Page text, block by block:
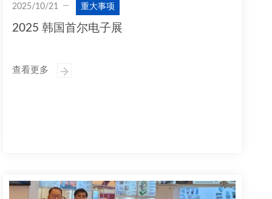
2025/10/21 重大事项
2025 韩国首尔电子展
查看更多